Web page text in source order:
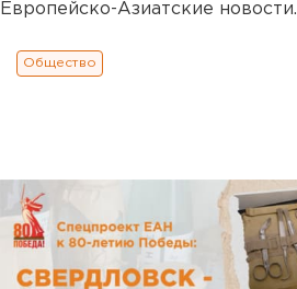
Европейско-Азиатские новости.
Общество